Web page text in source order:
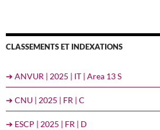
CLASSEMENTS ET INDEXATIONS
➔ ANVUR | 2025 | IT | Area 13 S
➔ CNU | 2025 | FR | C
➔ ESCP | 2025 | FR | D